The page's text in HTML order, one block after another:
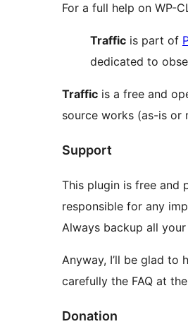
For a full help on WP-
Traffic is part of
dedicated to
Traffic is a free and
source works (as-is or
Support
This plugin is free and
responsible for any
Always backup all
Anyway, I’ll be glad to
carefully the FAQ at
Donation